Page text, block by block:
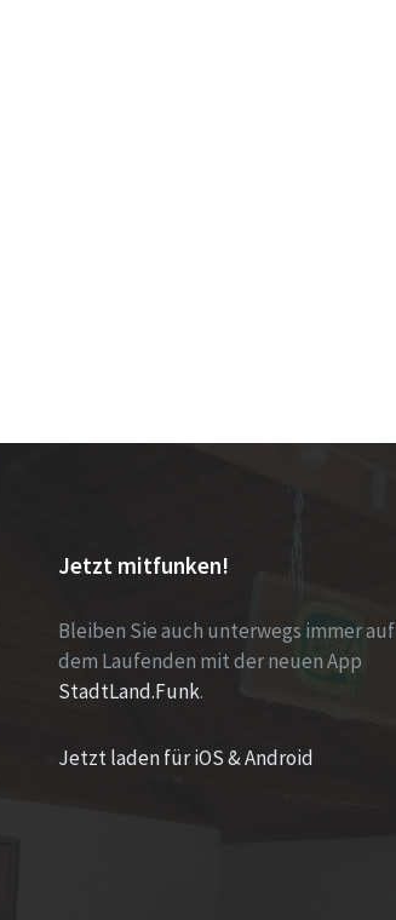
Jetzt mitfunken!
Bleiben Sie auch unterwegs immer auf
dem Laufenden mit der neuen App
StadtLand.Funk.
Jetzt laden für iOS & Android